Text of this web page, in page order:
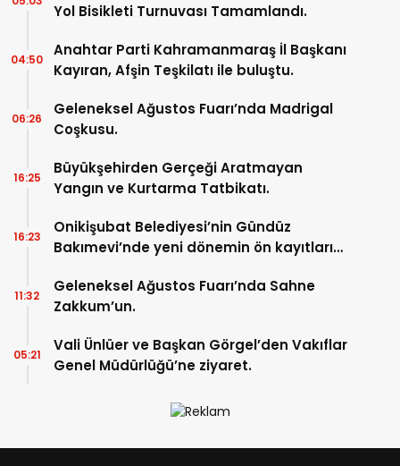
Yol Bisikleti Turnuvası Tamamlandı.
Anahtar Parti Kahramanmaraş İl Başkanı
Kayıran, Afşin Teşkilatı ile buluştu.
04:50
Geleneksel Ağustos Fuarı’nda Madrigal
Coşkusu.
06:26
Büyükşehirden Gerçeği Aratmayan
Yangın ve Kurtarma Tatbikatı.
16:25
Onikişubat Belediyesi’nin Gündüz
Bakımevi’nde yeni dönemin ön kayıtları
16:23
Geleneksel Ağustos Fuarı’nda Sahne
Zakkum’un.
11:32
Vali Ünlüer ve Başkan Görgel’den Vakıflar
Genel Müdürlüğü’ne ziyaret.
05:21